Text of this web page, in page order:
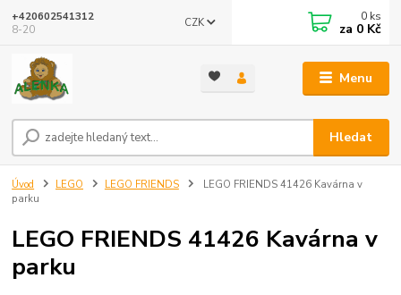
Menu
CZK
Hledat
+420602541312
8-20
0 ks
za 0 Kč
Úvod LEGO LEGO FRIENDS
LEGO FRIENDS 41426 Kavárna v
parku
LEGO FRIENDS 41426 Kavárna v
parku